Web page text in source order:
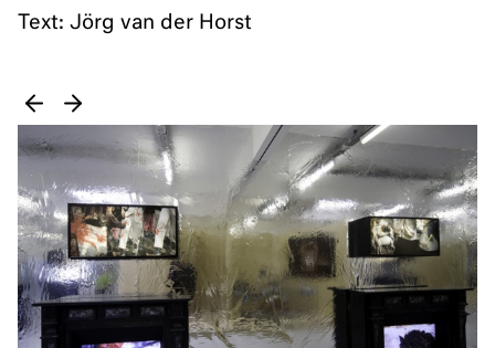
Text: Jörg van der Horst